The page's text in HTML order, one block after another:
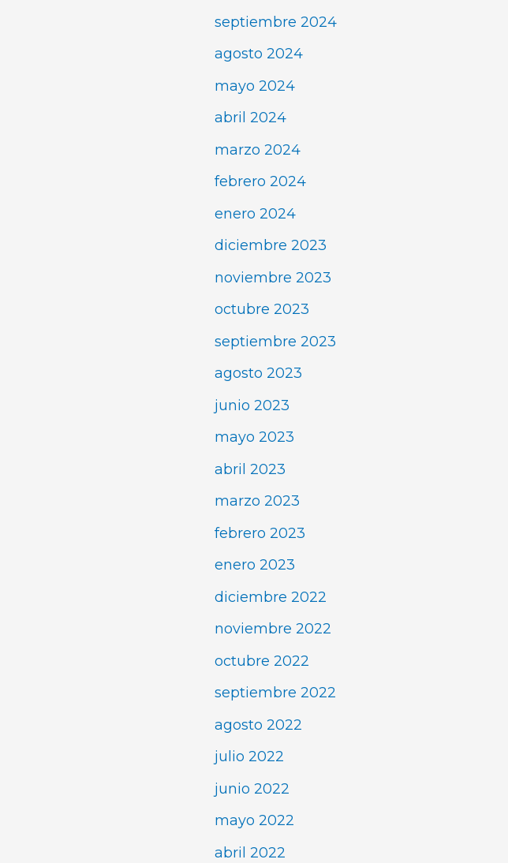
septiembre 2024
agosto 2024
mayo 2024
abril 2024
marzo 2024
febrero 2024
enero 2024
diciembre 2023
noviembre 2023
octubre 2023
septiembre 2023
agosto 2023
junio 2023
mayo 2023
abril 2023
marzo 2023
febrero 2023
enero 2023
diciembre 2022
noviembre 2022
octubre 2022
septiembre 2022
agosto 2022
julio 2022
junio 2022
mayo 2022
abril 2022